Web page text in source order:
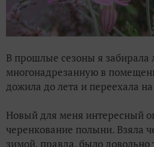
В прошлые сезоны я забирала
многонадрезанную в
дожила до лета и переехала
Новый для меня интересный
черенкование полыни. Взяла
зимой, правда, было довольно